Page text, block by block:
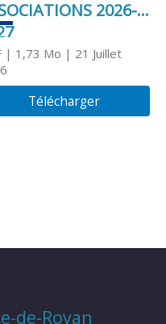
2026-
| 1,73 Mo | 21 Juillet
Télécharger
de-Royan